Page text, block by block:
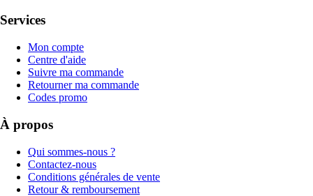
Services
Mon compte
Centre d'aide
Suivre ma commande
Retourner ma commande
Codes promo
À propos
Qui sommes-nous ?
Contactez-nous
Conditions générales de vente
Retour & remboursement